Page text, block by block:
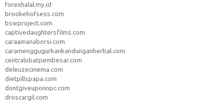
forexhalal.my.id
brookehofsess.com
bswproject.com
captivedaughtersfilms.com
caraamanaborsi.com
caramenggugurkankandunganherbal.com
centralobatpembesar.com
deleuzecinema.com
dietpillspapa.com
dontgiveuponnpc.com
droscargil.com